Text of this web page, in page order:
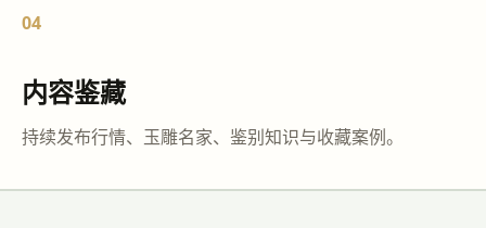
04
内容鉴藏
持续发布行情、玉雕名家、鉴别知识与收藏案例。